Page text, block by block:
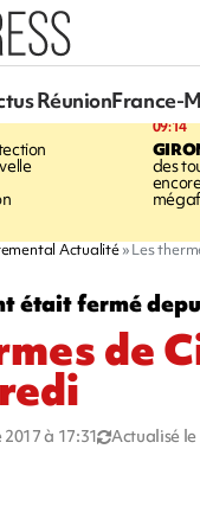
RéunionFrance-
09:14
des
Actualité Les
était fermé
de
à 17:31 Actualisé le